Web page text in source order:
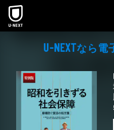
本文へスキップ
U-NEXTなら電